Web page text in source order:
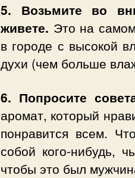
5. Возьмите во
живете. Это на
в городе с высокой
духи (чем больше
6. Попросите
аромат, который
понравится всем.
собой кого-нибудь,
чтобы это был